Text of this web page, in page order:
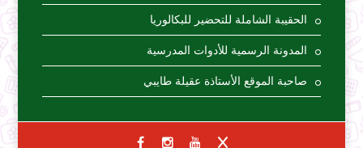
الحقيبة الشاملة للتحضير للبكالوريا
المدونة الرسمية للأدوات المدرسية
صاحبة الموقع الأستاذة عقيلة طايبي